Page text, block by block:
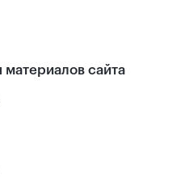
материалов сайта